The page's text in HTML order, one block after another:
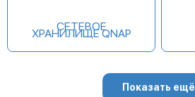
СЕТЕВОЕ
ХРАНИЛИЩЕ QNAP
Показать ещё